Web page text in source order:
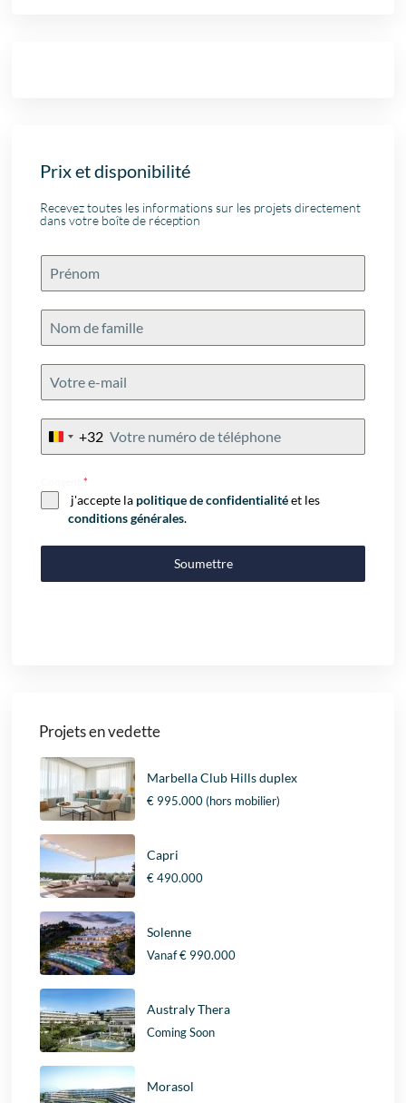
Prix et disponibilité
Recevez toutes les informations sur les projets directement
dans votre boîte de réception
Belgium
+32
Consent*
j'accepte la politique de confidentialitéet les
conditions générales.
Soumettre
Projets en vedette
Marbella Club Hills duplex
€ 995.000(hors mobilier)
Capri
€ 490.000
Solenne
Vanaf€ 990.000
Australy Thera
Coming Soon
Morasol